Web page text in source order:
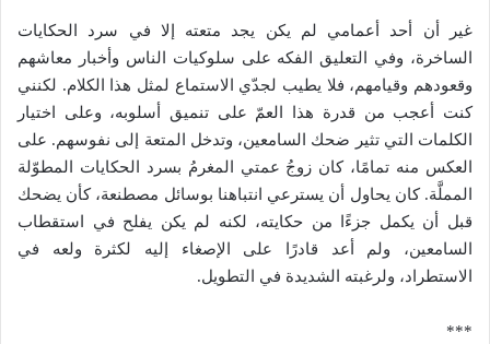
غير أن أحد أعمامي لم يكن يجد متعته إلا في سرد الحكايات
الساخرة، وفي التعليق الفكه على سلوكيات الناس وأخبار معاشهم
وقعودهم وقيامهم، فلا يطيب لجدّي الاستماع لمثل هذا الكلام. لكنني
كنت أعجب من قدرة هذا العمّ على تنميق أسلوبه، وعلى اختيار
الكلمات التي تثير ضحك السامعين، وتدخل المتعة إلى نفوسهم. على
العكس منه تمامًا، كان زوجُ عمتي المغرمُ بسرد الحكايات المطوّلة
المملَّة. كان يحاول أن يسترعي انتباهنا بوسائل مصطنعة، كأن يضحك
قبل أن يكمل جزءًا من حكايته، لكنه لم يكن يفلح في استقطاب
السامعين، ولم أعد قادرًا على الإصغاء إليه لكثرة ولعه في
الاستطراد، ولرغبته الشديدة في التطويل.
***